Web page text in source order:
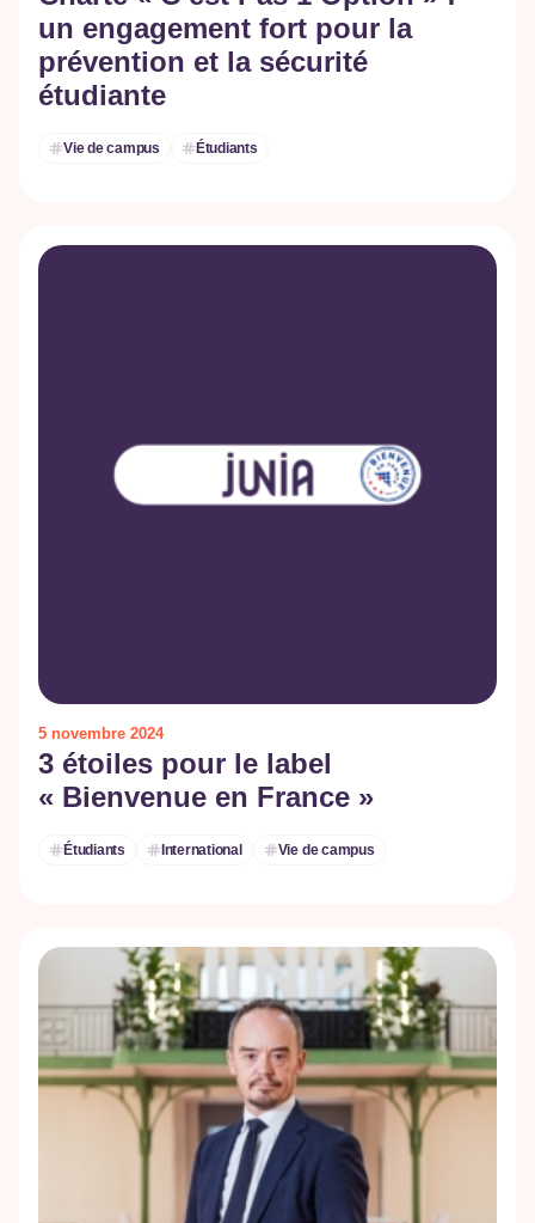
un engagement fort pour la
prévention et la sécurité
étudiante
Vie de campus Étudiants
5 novembre 2024
3 étoiles pour le label
« Bienvenue en France »
Étudiants International Vie de campus